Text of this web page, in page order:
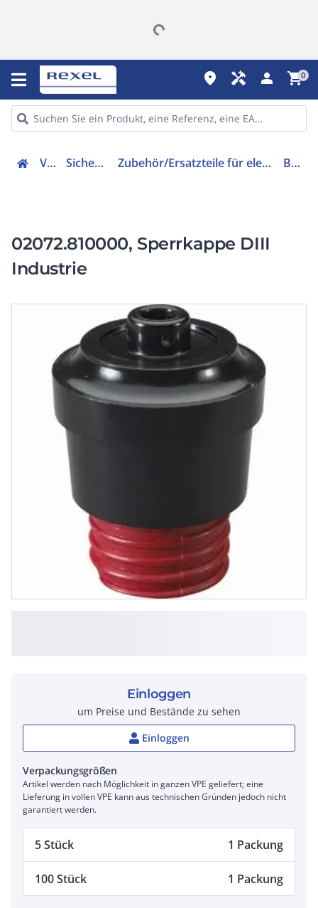
place handyman person shopping_cart0
Verteiler Sicherungsmaterial Zubehör/Ersatzteile für elektrische Sicherungen/Sicherungshalter B218156E
02072.810000, Sperrkappe DIII
Industrie
Einloggen
um Preise und Bestände zu sehen
Einloggen
Verpackungsgrößen
Artikel werden nach Möglichkeit in ganzen VPE geliefert; eine
Lieferung in vollen VPE kann aus technischen Gründen jedoch nicht
garantiert werden.
5 Stück 1 Packung
100 Stück 1 Packung